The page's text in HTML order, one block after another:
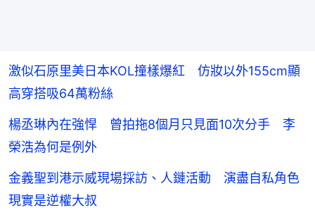
激似石原里美日本KOL撞樣爆紅 仿妝以外155cm顯
高穿搭吸64萬粉絲
楊丞琳內在強悍 曾拍拖8個月只見面10次分手 李
榮浩為何是例外
金義聖到港示威現場採訪、人鏈活動 演盡自私角色
現實是逆權大叔